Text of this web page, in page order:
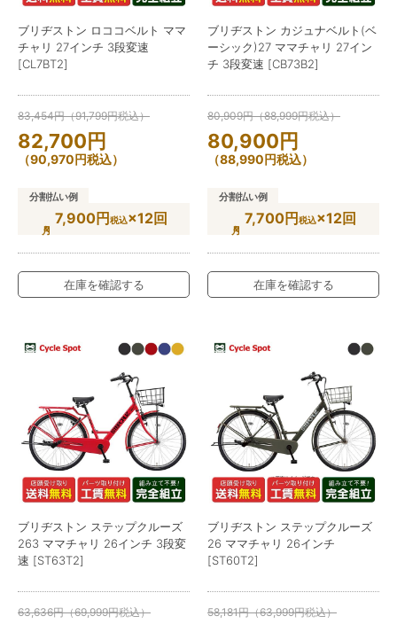
ブリヂストン ロココベルト ママ
チャリ 27インチ 3段変速
[CL7BT2]
83,454円（91,799円税込）
82,700円
（90,970円税込）
分割払い例
7,900円税込×12回
在庫を確認する
ブリヂストン カジュナベルト(ベ
ーシック)27 ママチャリ 27イン
チ 3段変速 [CB73B2]
80,909円（88,999円税込）
80,900円
（88,990円税込）
分割払い例
7,700円税込×12回
在庫を確認する
ブリヂストン ステップクルーズ
263 ママチャリ 26インチ 3段変
速 [ST63T2]
63,636円（69,999円税込）
ブリヂストン ステップクルーズ
26 ママチャリ 26インチ
[ST60T2]
58,181円（63,999円税込）